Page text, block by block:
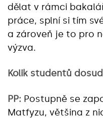
dělat v rámci
práce, splní si tím
a zároveň je to pro
výzva.
Kolik studentů
PP: Postupně se
Matfyzu, většina z